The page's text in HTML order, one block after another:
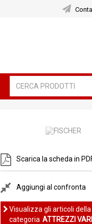
Scarica la scheda in
Aggiungi al confronta
Visualizza gli articoli della
categoria ATTREZZI VARI